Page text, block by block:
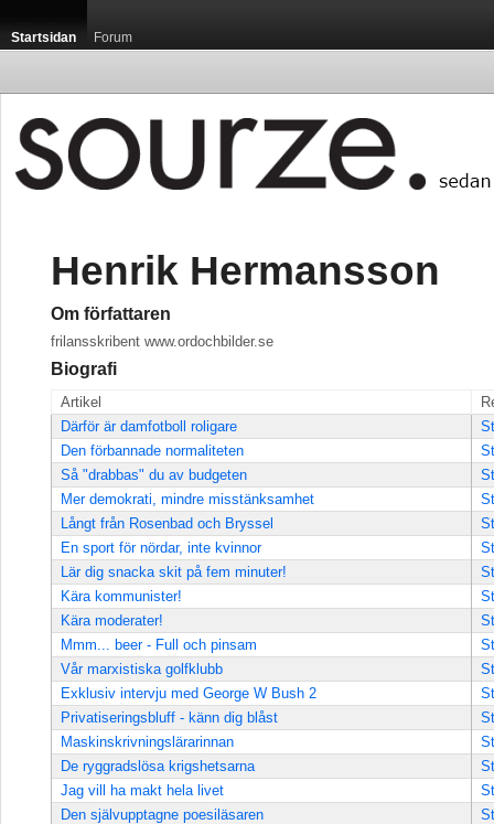
Startsidan Forum
Henrik Hermansson
Om författaren
frilansskribent www.ordochbilder.se
Biografi
Artikel
Därför är damfotboll roligare
Den förbannade normaliteten
Så "drabbas" du av budgeten
Mer demokrati, mindre misstänksamhet
Långt från Rosenbad och Bryssel
En sport för nördar, inte kvinnor
Lär dig snacka skit på fem minuter!
Kära kommunister!
Kära moderater!
Mmm... beer - Full och pinsam
Vår marxistiska golfklubb
Exklusiv intervju med George W Bush 2
Privatiseringsbluff - känn dig blåst
Maskinskrivningslärarinnan
De ryggradslösa krigshetsarna
Jag vill ha makt hela livet
Den självupptagne poesiläsaren